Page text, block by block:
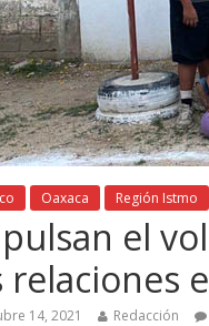
Oaxaca Región Istmo
el
relaciones
14, 2021 Redacción